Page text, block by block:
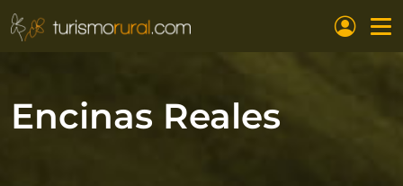
Pasar al contenido principal
Encinas Reales